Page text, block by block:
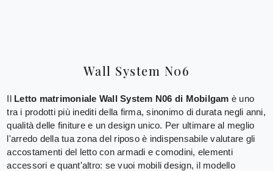
Wall System N06
Il Letto matrimoniale Wall System N06 di Mobilgam è uno
tra i prodotti più inediti della firma, sinonimo di durata negli anni,
qualità delle finiture e un design unico. Per ultimare al meglio
l'arredo della tua zona del riposo è indispensabile valutare gli
accostamenti del letto con armadi e comodini, elementi
accessori e quant'altro: se vuoi mobili design, il modello